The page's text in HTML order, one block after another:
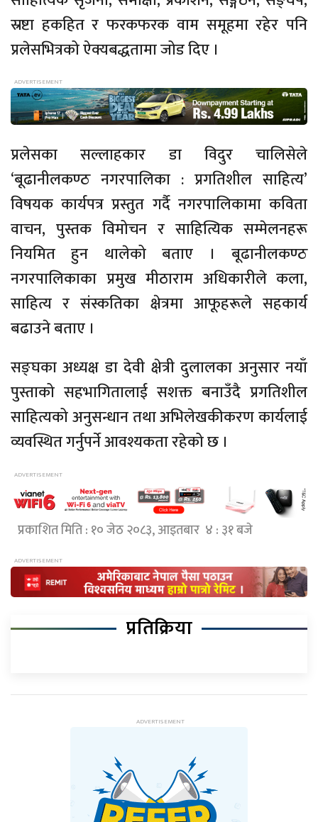
स्रष्टा हकहित र फरकफरक वाम समूहमा रहेर पनि
प्रलेसभित्रको ऐक्यबद्धतामा जोड दिए ।
प्रलेसका सल्लाहकार डा विदुर चालिसेले
‘बूढानीलकण्ठ नगरपालिका : प्रगतिशील साहित्य’
विषयक कार्यपत्र प्रस्तुत गर्दै नगरपालिकामा कविता
वाचन, पुस्तक विमोचन र साहित्यिक सम्मेलनहरू
नियमित हुन थालेको बताए । बूढानीलकण्ठ
नगरपालिकाका प्रमुख मीठाराम अधिकारीले कला,
साहित्य र संस्कतिका क्षेत्रमा आफूहरूले सहकार्य
बढाउने बताए ।
सङ्घका अध्यक्ष डा देवी क्षेत्री दुलालका अनुसार नयाँ
पुस्ताको सहभागितालाई सशक्त बनाउँदै प्रगतिशील
साहित्यको अनुसन्धान तथा अभिलेखकीकरण कार्यलाई
व्यवस्थित गर्नुपर्ने आवश्यकता रहेको छ ।
प्रकाशित मिति : १० जेठ २०८३, आइतबार ४ : ३१ बजे
प्रतिक्रिया